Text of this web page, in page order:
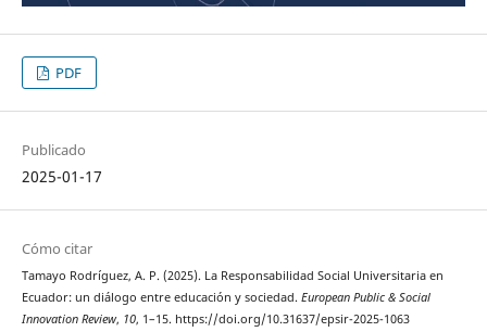
PDF
Publicado
2025-01-17
Cómo citar
Tamayo Rodríguez, A. P. (2025). La Responsabilidad Social Universitaria en
Ecuador: un diálogo entre educación y sociedad. European Public & Social
Innovation Review, 10, 1–15. https://doi.org/10.31637/epsir-2025-1063